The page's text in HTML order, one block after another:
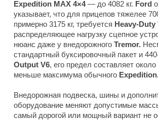
Expedition MAX 4×4— до 4082 кг. Ford
указывает, что для прицепов тяжелее
примерно 3175 кг, требуется Heavy-Duty
распределяющее нагрузку сцепное
нюанс даже у внедорожного Tremor.
стандартный буксировочный пакет и
Output V6, его предел составляет около
меньше максимума обычного
Внедорожная подвеска, шины и
оборудование меняют допустимые
самый дорогой или мощный вариант не